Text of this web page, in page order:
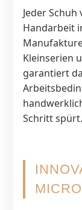
Jeder
Handarbeit
Kleinserien
garantiert
Schritt spürt.